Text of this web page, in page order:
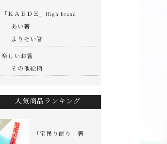
「ＫＡＥＤＥ」High brand
あい箸
よりそい箸
楽しいお箸
その他絵柄
人気商品ランキング
「宝吊り飾り」箸
1